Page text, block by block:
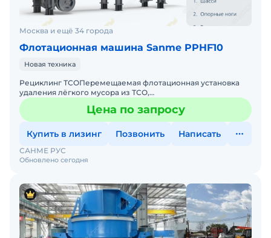
Москва и ещё 34 города
Флотационная машина Sanme PPHF10
Новая техника
Рециклинг ТСОПеремещаемая флотационная установка
удаления лёгкого мусора из ТСО,
PPHFОписаниеПеремещаемая (мобильная) установка, в
которой отделяется лёгкий мус
Цена по запросу
Купить в лизинг Позвонить Написать
Обновлено сегодня
САНМЕ РУС